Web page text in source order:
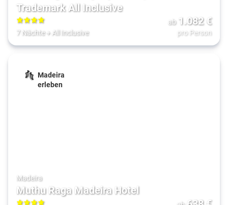
Trademark All Inclusive
4
7 Nächte+ All Inclusive
ab 1.082€
pro Person
Madeira
erleben
Madeira
Muthu Raga Madeira Hotel